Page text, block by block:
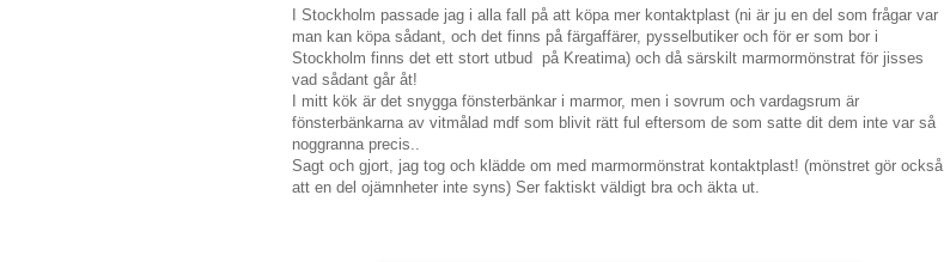
I Stockholm passade jag i alla fall på att köpa mer kontaktplast (ni är ju en del som frågar var
man kan köpa sådant, och det finns på färgaffärer, pysselbutiker och för er som bor i
Stockholm finns det ett stort utbud på Kreatima) och då särskilt marmormönstrat för jisses
vad sådant går åt!
I mitt kök är det snygga fönsterbänkar i marmor, men i sovrum och vardagsrum är
fönsterbänkarna av vitmålad mdf som blivit rätt ful eftersom de som satte dit dem inte var så
noggranna precis..
Sagt och gjort, jag tog och klädde om med marmormönstrat kontaktplast! (mönstret gör också
att en del ojämnheter inte syns) Ser faktiskt väldigt bra och äkta ut.